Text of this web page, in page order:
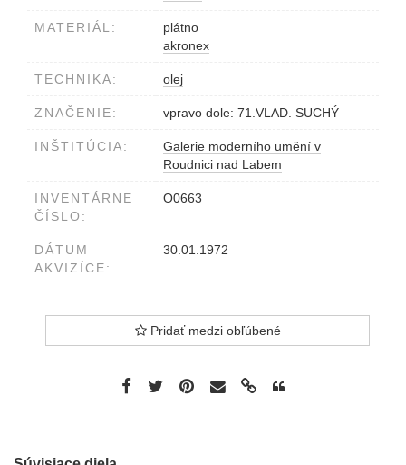
MATERIÁL:
plátno
akronex
TECHNIKA: olej
ZNAČENIE: vpravo dole: 71.VLAD. SUCHÝ
INŠTITÚCIA:
Galerie moderního umění v
Roudnici nad Labem
INVENTÁRNE
ČÍSLO:
O0663
DÁTUM
AKVIZÍCE:
30.01.1972
Pridať medzi obľúbené